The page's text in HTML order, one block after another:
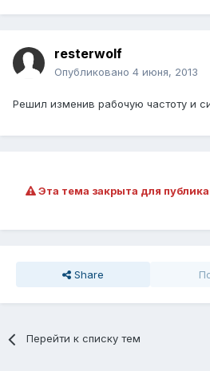
resterwolf
Опубликовано 4 июня, 2013
Решил изменив рабочую частоту и
Эта тема закрыта для
Share
Перейти к списку тем